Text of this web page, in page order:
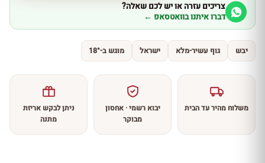
צריכים עזרה או יש לכם שאלה?
דברו איתנו בוואטסאפ ←
יבש גוף עשיר-מלא ישראל מוגש ב-18°
משלוח מהיר עד הבית
יבוא רשמי · אחסון
מבוקר
ניתן לבקש אריזת
מתנה